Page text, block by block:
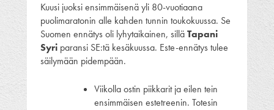
Kuusi juoksi ensimmäisenä yli 80-vuotiaana
puolimaratonin alle kahden tunnin toukokuussa. Se
Suomen ennätys oli lyhytaikainen, silläTapani
Syri paransi SE:tä kesäkuussa. Este-ennätys tulee
säilymään pidempään.
Viikolla ostin piikkarit ja eilen tein
ensimmäisen estetreenin. Totesin